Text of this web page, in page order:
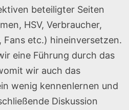
beteiligter Seiten
HSV, Verbraucher,
etc.) hineinversetzen.
eine Führung durch das
wir auch das
wenig kennenlernen und
Diskussion